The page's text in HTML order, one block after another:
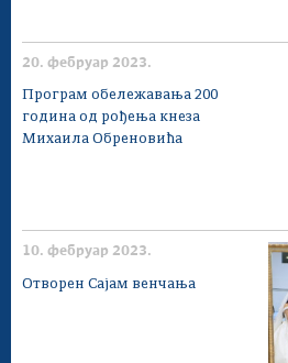
20. фебруар 2023.
Програм обележавања 200
година од рођења кнеза
Михаила Обреновића
10. фебруар 2023.
Отворен Сајам венчања